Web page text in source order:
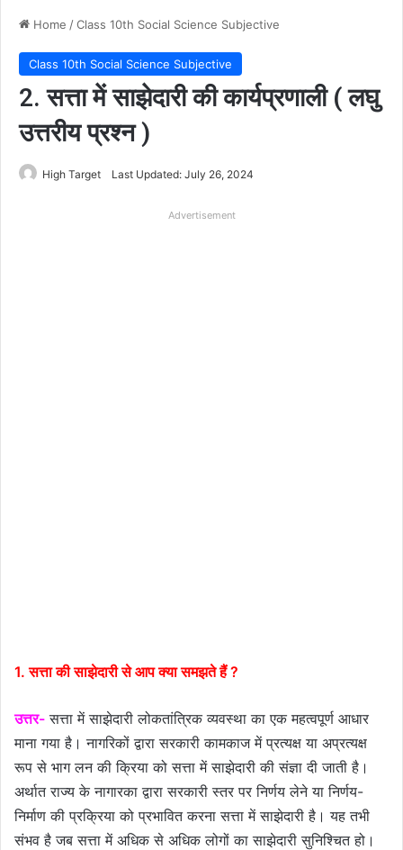
Home /Class 10th Social Science Subjective
Class 10th Social Science Subjective
2. सत्ता में साझेदारी की कार्यप्रणाली ( लघु
उत्तरीय प्रश्न )
High Target Last Updated: July 26, 2024
Advertisement
1. सत्ता की साझेदारी से आप क्या समझते हैं ?
उत्तर- सत्ता में साझेदारी लोकतांत्रिक व्यवस्था का एक महत्वपूर्ण आधार
माना गया है। नागरिकों द्वारा सरकारी कामकाज में प्रत्यक्ष या अप्रत्यक्ष
रूप से भाग लन की क्रिया को सत्ता में साझेदारी की संज्ञा दी जाती है।
अर्थात राज्य के नागारका द्वारा सरकारी स्तर पर निर्णय लेने या निर्णय-
निर्माण की प्रक्रिया को प्रभावित करना सत्ता में साझेदारी है। यह तभी
संभव है जब सत्ता में अधिक से अधिक लोगों का साझेदारी सुनिश्चित हो।